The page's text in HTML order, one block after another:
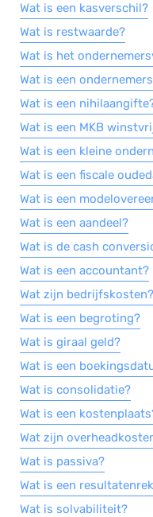
Wat is een kasverschil?
Wat is restwaarde?
Wat is het
Wat is een
Wat is een
Wat is een MKB
Wat is een kleine
Wat is een fiscale
Wat is een
Wat is een aandeel?
Wat is de cash
Wat is een accountant?
Wat zijn bedrijfskosten?
Wat is een begroting?
Wat is giraal geld?
Wat is een
Wat is consolidatie?
Wat is een
Wat zijn
Wat is passiva?
Wat is een
Wat is solvabiliteit?